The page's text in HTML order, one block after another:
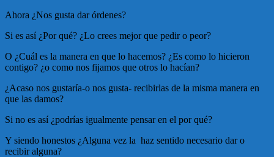
Ahora ¿Nos gusta dar órdenes?
Si es así ¿Por qué? ¿Lo crees mejor que pedir o peor?
O ¿Cuál es la manera en que lo hacemos? ¿Es como lo hicieron
contigo? ¿o como nos fijamos que otros lo hacían?
¿Acaso nos gustaría-o nos gusta- recibirlas de la misma manera en
que las damos?
Si no es así ¿podrías igualmente pensar en el por qué?
Y siendo honestos ¿Alguna vez la haz sentido necesario dar o
recibir alguna?